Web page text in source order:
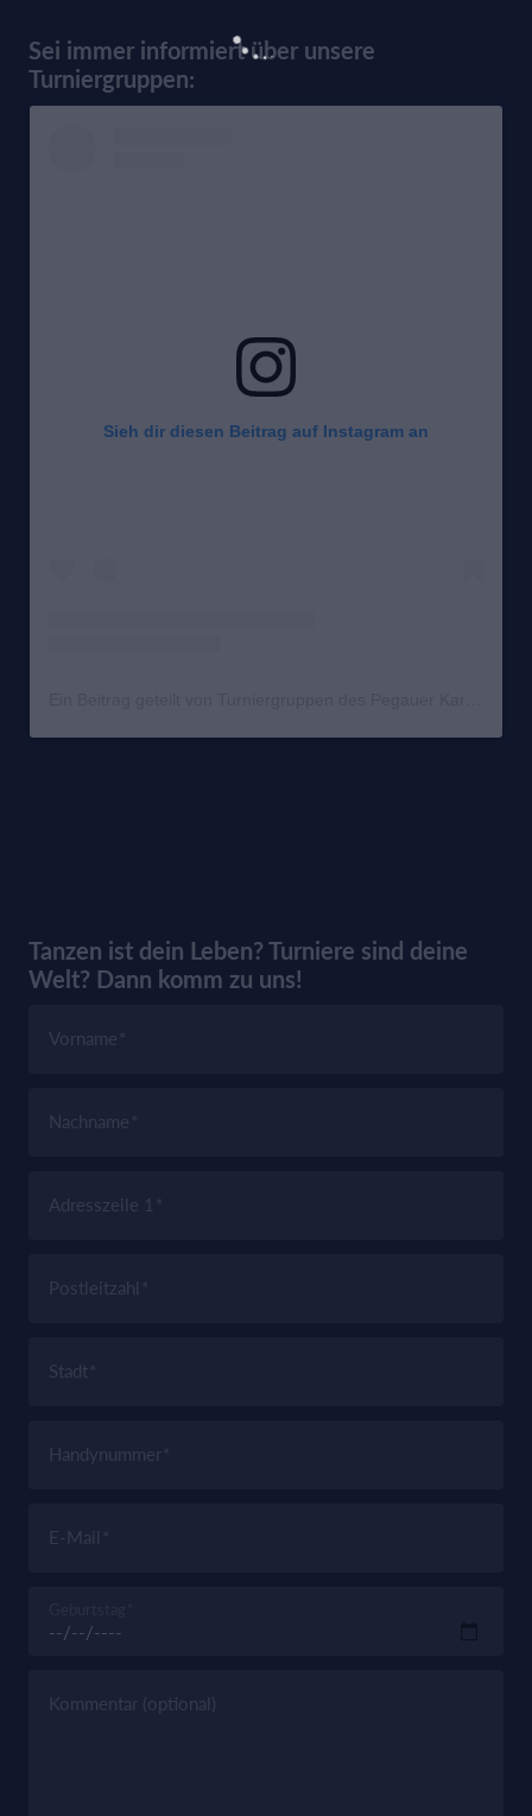
Sei immer informiert über unsere
Turniergruppen:
Sieh dir diesen Beitrag auf Instagram an
Tanzen ist dein Leben? Turniere sind deine
Welt? Dann komm zu uns!
Vorname
Nachname
Adresszeile 1
Postleitzahl
Stadt
Handynummer
E-Mail
Kommentar (optional)